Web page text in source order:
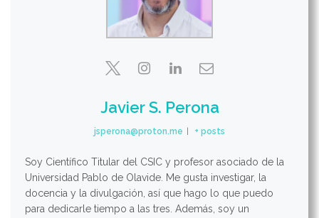
Javier S. Perona
jsperona@proton.me | + posts
Soy Científico Titular del CSIC y profesor asociado de la
Universidad Pablo de Olavide. Me gusta investigar, la
docencia y la divulgación, así que hago lo que puedo
para dedicarle tiempo a las tres. Además, soy un